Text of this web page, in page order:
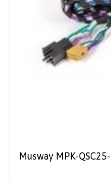
Musway MPK-